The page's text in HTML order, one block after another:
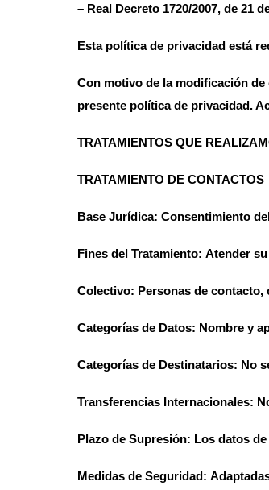
– Real Decreto 1720/2007, de 21
Esta política de privacidad está
Con motivo de la modificación
presente política de privacidad.
TRATAMIENTOS QUE
TRATAMIENTO DE CONTACTOS
Base Jurídica: Consentimiento
Fines del Tratamiento: Atender
Colectivo: Personas de
Categorías de Datos: Nombre y
Categorías de Destinatarios: No
Transferencias Internacionales:
Plazo de Supresión: Los datos
Medidas de Seguridad: